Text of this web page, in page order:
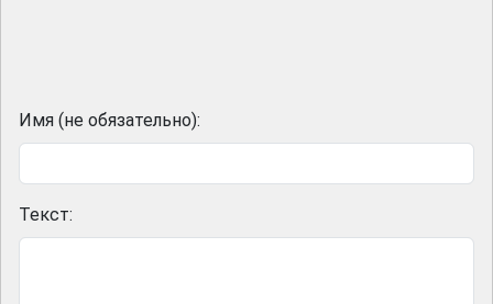
Имя (не обязательно):
Текст: